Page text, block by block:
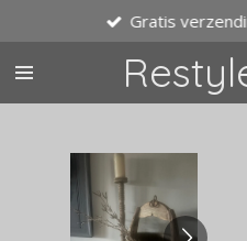
direct
naar
Gratis